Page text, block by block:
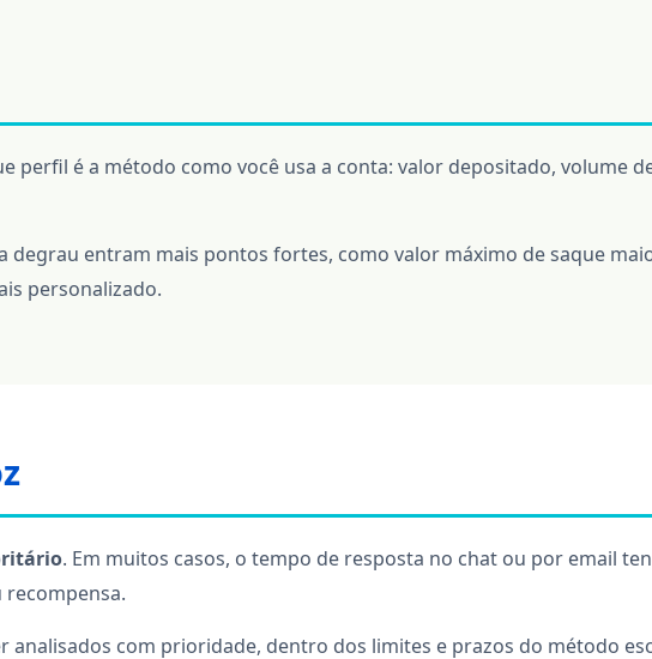
perfil é a método como você usa a conta: valor depositado, volume
degrau entram mais pontos fortes, como valor máximo de saque
personalizado.
. Em muitos casos, o tempo de resposta no chat ou por email
analisados com prioridade, dentro dos limites e prazos do método